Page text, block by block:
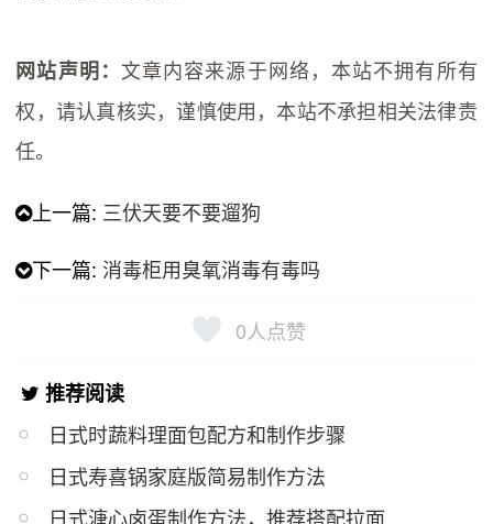
网站声明： 文章内容来源于网络，本站不拥有所有
权，请认真核实，谨慎使用，本站不承担相关法律责
任。
上一篇: 三伏天要不要遛狗
下一篇: 消毒柜用臭氧消毒有毒吗
0人点赞
推荐阅读
日式时蔬料理面包配方和制作步骤
日式寿喜锅家庭版简易制作方法
日式溏心卤蛋制作方法，推荐搭配拉面